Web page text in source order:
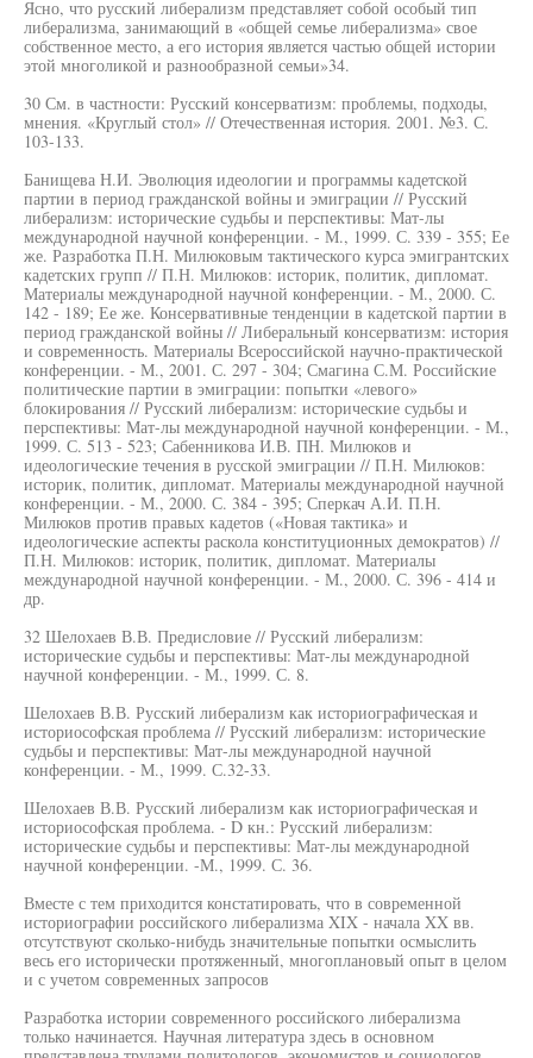
Ясно, что русский либерализм представляет собой особый тип
либерализма, занимающий в «общей семье либерализма» свое
собственное место, а его история является частью общей истории
этой многоликой и разнообразной семьи»34.
30 См. в частности: Русский консерватизм: проблемы, подходы,
мнения. «Круглый стол» // Отечественная история. 2001. №3. С.
103-133.
Банищева Н.И. Эволюция идеологии и программы кадетской
партии в период гражданской войны и эмиграции // Русский
либерализм: исторические судьбы и перспективы: Мат-лы
международной научной конференции. - М., 1999. С. 339 - 355; Ее
же. Разработка П.Н. Милюковым тактического курса эмигрантских
кадетских групп // П.Н. Милюков: историк, политик, дипломат.
Материалы международной научной конференции. - М., 2000. С.
142 - 189; Ее же. Консервативные тенденции в кадетской партии в
период гражданской войны // Либеральный консерватизм: история
и современность. Материалы Всероссийской научно-практической
конференции. - М., 2001. С. 297 - 304; Смагина С.М. Российские
политические партии в эмиграции: попытки «левого»
блокирования // Русский либерализм: исторические судьбы и
перспективы: Мат-лы международной научной конференции. - М.,
1999. С. 513 - 523; Сабенникова И.В. ПН. Милюков и
идеологические течения в русской эмиграции // П.Н. Милюков:
историк, политик, дипломат. Материалы международной научной
конференции. - М., 2000. С. 384 - 395; Сперкач А.И. П.Н.
Милюков против правых кадетов («Новая тактика» и
идеологические аспекты раскола конституционных демократов) //
П.Н. Милюков: историк, политик, дипломат. Материалы
международной научной конференции. - М., 2000. С. 396 - 414 и
др.
32 Шелохаев В.В. Предисловие // Русский либерализм:
исторические судьбы и перспективы: Мат-лы международной
научной конференции. - М., 1999. С. 8.
Шелохаев В.В. Русский либерализм как историографическая и
историософская проблема // Русский либерализм: исторические
судьбы и перспективы: Мат-лы международной научной
конференции. - М., 1999. С.32-33.
Шелохаев В.В. Русский либерализм как историографическая и
историософская проблема. - D кн.: Русский либерализм:
исторические судьбы и перспективы: Мат-лы международной
научной конференции. -М., 1999. С. 36.
Вместе с тем приходится констатировать, что в современной
историографии российского либерализма XIX - начала XX вв.
отсутствуют сколько-нибудь значительные попытки осмыслить
весь его исторически протяженный, многоплановый опыт в целом
и с учетом современных запросов
Разработка истории современного российского либерализма
только начинается. Научная литература здесь в основном